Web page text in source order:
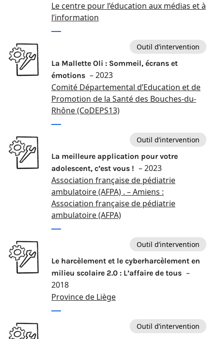
Le centre pour l’éducation aux médias et à
l’information
Outil d’intervention
La Mallette Oli : Sommeil, écrans et
émotions – 2023
Comité Départemental d’Education et de
Promotion de la Santé des Bouches-du-
Rhône (CoDEPS13)
Outil d’intervention
La meilleure application pour votre
adolescent, c’est vous ! – 2023
Association française de pédiatrie
ambulatoire (AFPA) . – Amiens :
Association française de pédiatrie
ambulatoire (AFPA)
Outil d’intervention
Le harcèlement et le cyberharcèlement en
milieu scolaire 2.0 : L’affaire de tous –
2018
Province de Liège
Outil d’intervention